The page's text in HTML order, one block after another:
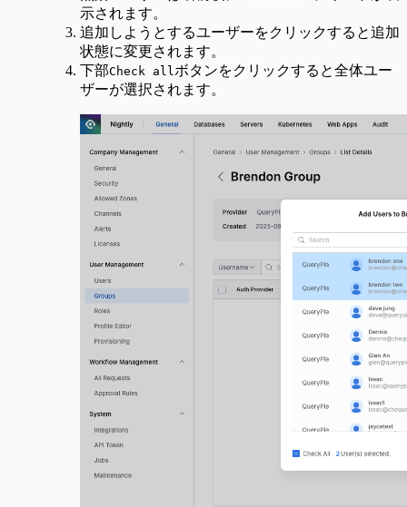
示されます。
追加しようとするユーザーをクリックすると追加
状態に変更されます。
下部Check all ボタンをクリックすると全体ユー
ザーが選択されます。